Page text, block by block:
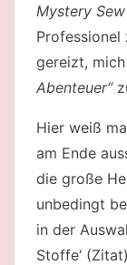
Mystery
Professionel
gereizt,
Abenteuer“
Hier weiß
am Ende
die große
unbedingt
in der
Stoffe‘ (Zitat)